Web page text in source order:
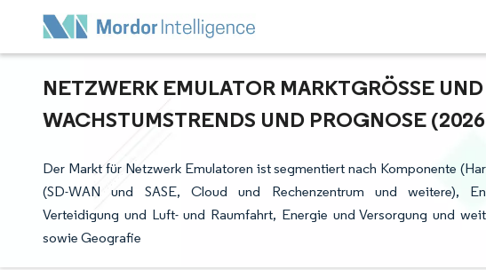
NETZWERK EMULATOR MARKTGRÖSSE UND
ACHSTUMSTRENDS UND PROGNOSE
Der Markt für Netzwerk Emulatoren ist segmentiert nach Komponente
(SD-WAN und SASE, Cloud und Rechenzentrum und weitere),
Verteidigung und Luft- und Raumfahrt, Energie und Versorgung und
sowie Geografie